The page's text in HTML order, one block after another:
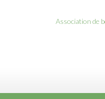
Association de